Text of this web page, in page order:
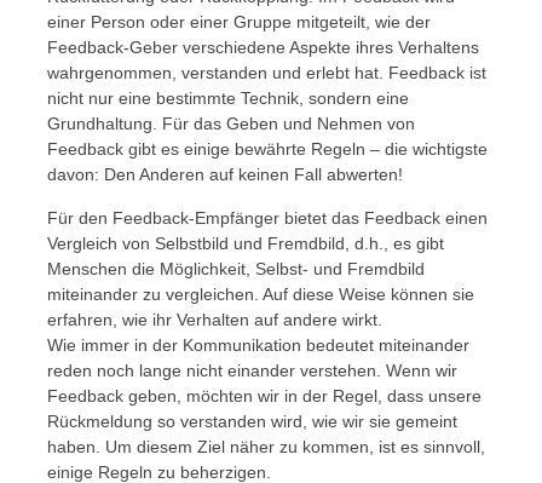
einer Person oder einer Gruppe mitgeteilt, wie der
Feedback-Geber verschiedene Aspekte ihres Verhaltens
wahrgenommen, verstanden und erlebt hat. Feedback ist
nicht nur eine bestimmte Technik, sondern eine
Grundhaltung. Für das Geben und Nehmen von
Feedback gibt es einige bewährte Regeln – die wichtigste
davon: Den Anderen auf keinen Fall abwerten!
Für den Feedback-Empfänger bietet das Feedback einen
Vergleich von Selbstbild und Fremdbild, d.h., es gibt
Menschen die Möglichkeit, Selbst- und Fremdbild
miteinander zu vergleichen. Auf diese Weise können sie
erfahren, wie ihr Verhalten auf andere wirkt.
Wie immer in der Kommunikation bedeutet miteinander
reden noch lange nicht einander verstehen. Wenn wir
Feedback geben, möchten wir in der Regel, dass unsere
Rückmeldung so verstanden wird, wie wir sie gemeint
haben. Um diesem Ziel näher zu kommen, ist es sinnvoll,
einige Regeln zu beherzigen.